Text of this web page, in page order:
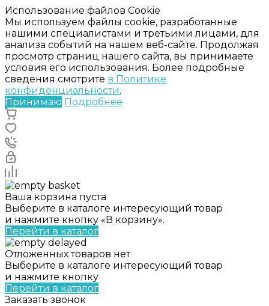
Использование файлов Cookie
Мы используем файлы cookie, разработанные
нашими специалистами и третьими лицами, для
анализа событий на нашем веб-сайте. Продолжая
просмотр страниц нашего сайта, вы принимаете
условия его использования. Более подробные
сведения смотрите в Политике
конфиденциальности.
Принимаю Подробнее
Ваша корзина пуста
Выберите в каталоге интересующий товар
и нажмите кнопку «В корзину».
Перейти в каталог
Отложенных товаров нет
Выберите в каталоге интересующий товар
и нажмите кнопку
Перейти в каталог
Заказать звонок